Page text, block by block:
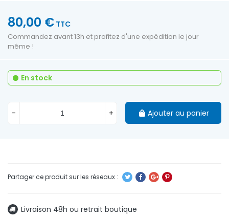
Livraison 48h ou retrait boutique
80,00 € TTC
Commandez avant 13h et profitez d'une expédition le jour
même !
En stock
- + Ajouter au panier